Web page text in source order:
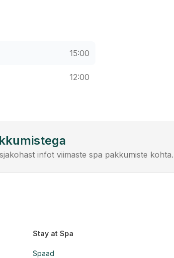
15:00
12:00
infot viimaste spa pakkumiste kohta.
Stay at Spa
Spaad